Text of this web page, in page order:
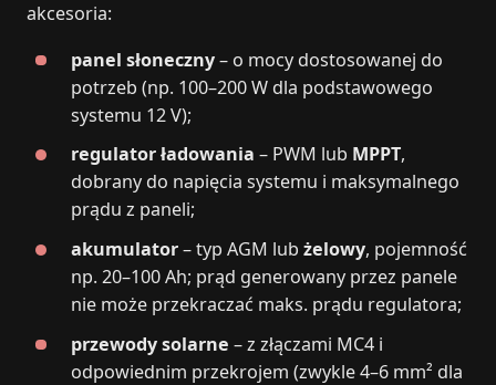
akcesoria:
panel słoneczny– o mocy dostosowanej do
potrzeb (np. 100–200 W dla podstawowego
systemu 12 V);
regulator ładowania – PWM lub MPPT,
dobrany do napięcia systemu i maksymalnego
prądu z paneli;
akumulator– typ AGM lubżelowy, pojemność
np. 20–100 Ah; prąd generowany przez panele
nie może przekraczać maks. prądu regulatora;
przewody solarne – z złączami MC4 i
odpowiednim przekrojem (zwykle 4–6 mm² dla